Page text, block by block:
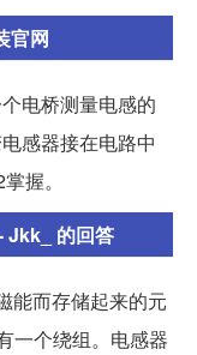
官网
电桥测量电感的
感器接在电路中
握。
Jkk_ 的回答
能而存储起来的元
一个绕组。电感器